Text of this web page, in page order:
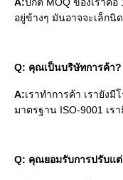
A:ปกติ MOQ ของเราคือ
อยู่ข้างๆ มันอาจจะเล็กนิ
Q: คุณเป็นบริษัทการค้า?
A:เราทําการค้า เรายังมี
มาตรฐาน ISO-9001 เ
Q: คุณยอมรับการปรับแต่